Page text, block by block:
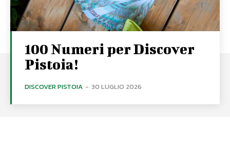
100 Numeri per Discover
Pistoia!
DISCOVER PISTOIA - 30 LUGLIO 2026